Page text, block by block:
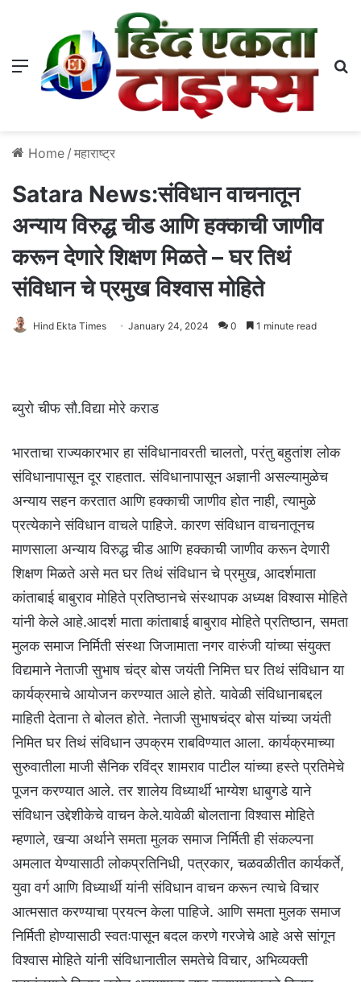
Menu
Home / महाराष्ट्र
Satara News:संविधान वाचनातून
अन्याय विरुद्ध चीड आणि हक्काची जाणीव
करून देणारे शिक्षण मिळते – घर तिथं
संविधान चे प्रमुख विश्वास मोहिते
Hind Ekta Times January 24, 2024 0 1 minute read
ब्युरो चीफ सौ.विद्या मोरे कराड
भारताचा राज्यकारभार हा संविधानावरती चालतो, परंतु बहुतांश लोक
संविधानापासून दूर राहतात. संविधानापासून अज्ञानी असल्यामुळेच
अन्याय सहन करतात आणि हक्काची जाणीव होत नाही, त्यामुळे
प्रत्येकाने संविधान वाचले पाहिजे. कारण संविधान वाचनातूनच
माणसाला अन्याय विरुद्ध चीड आणि हक्काची जाणीव करून देणारी
शिक्षण मिळते असे मत घर तिथं संविधान चे प्रमुख, आदर्शमाता
कांताबाई बाबुराव मोहिते प्रतिष्ठानचे संस्थापक अध्यक्ष विश्वास मोहिते
यांनी केले आहे.आदर्श माता कांताबाई बाबुराव मोहिते प्रतिष्ठान, समता
मुलक समाज निर्मिती संस्था जिजामाता नगर वारुंजी यांच्या संयुक्त
विद्यमाने नेताजी सुभाष चंद्र बोस जयंती निमित्त घर तिथं संविधान या
कार्यक्रमाचे आयोजन करण्यात आले होते. यावेळी संविधानाबद्दल
माहिती देताना ते बोलत होते. नेताजी सुभाषचंद्र बोस यांच्या जयंती
निमित घर तिथं संविधान उपक्रम राबविण्यात आला. कार्यक्रमाच्या
सुरुवातीला माजी सैनिक रविंद्र शामराव पाटील यांच्या हस्ते प्रतिमेचे
पूजन करण्यात आले. तर शालेय विध्यार्थी भाग्येश धाबुगडे याने
संविधान उद्देशीकेचे वाचन केले.यावेळी बोलताना विश्वास मोहिते
म्हणाले, खऱ्या अर्थाने समता मुलक समाज निर्मिती ही संकल्पना
अमलात येण्यासाठी लोकप्रतिनिधी, पत्रकार, चळवळीतीत कार्यकर्ते,
युवा वर्ग आणि विध्यार्थी यांनी संविधान वाचन करून त्याचे विचार
आत्मसात करण्याचा प्रयत्न केला पाहिजे. आणि समता मुलक समाज
निर्मिती होण्यासाठी स्वतःपासून बदल करणे गरजेचे आहे असे सांगून
विश्वास मोहिते यांनी संविधानातील समतेचे विचार, अभिव्यक्ती